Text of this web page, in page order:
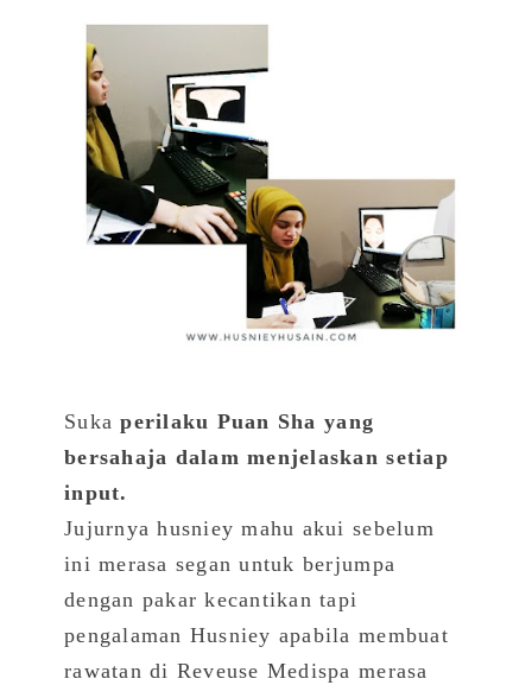
Sukaperilaku Puan Sha yang
bersahaja dalam menjelaskan setiap
input.
Jujurnya husniey mahu akui sebelum
ini merasa segan untuk berjumpa
dengan pakar kecantikan tapi
pengalaman Husniey apabila membuat
rawatan di Reveuse Medispa merasa